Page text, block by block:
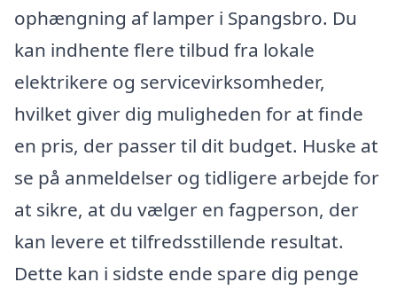
ophængning af lamper i Spangsbro. Du
kan indhente flere tilbud fra lokale
elektrikere og servicevirksomheder,
hvilket giver dig muligheden for at finde
en pris, der passer til dit budget. Huske at
se på anmeldelser og tidligere arbejde for
at sikre, at du vælger en fagperson, der
kan levere et tilfredsstillende resultat.
Dette kan i sidste ende spare dig penge